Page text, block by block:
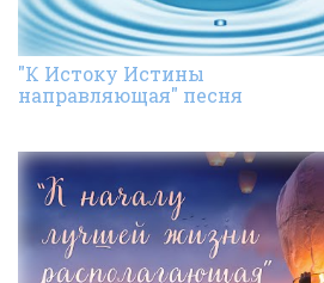
"К Истоку Истины
направляющая" песня